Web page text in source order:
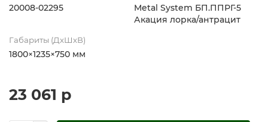
20008-02295
Metal System БП.ППРГ-5
Акация лорка/антрацит
Габариты (ДхШхВ)
1800×1235×750 мм
23 061 р